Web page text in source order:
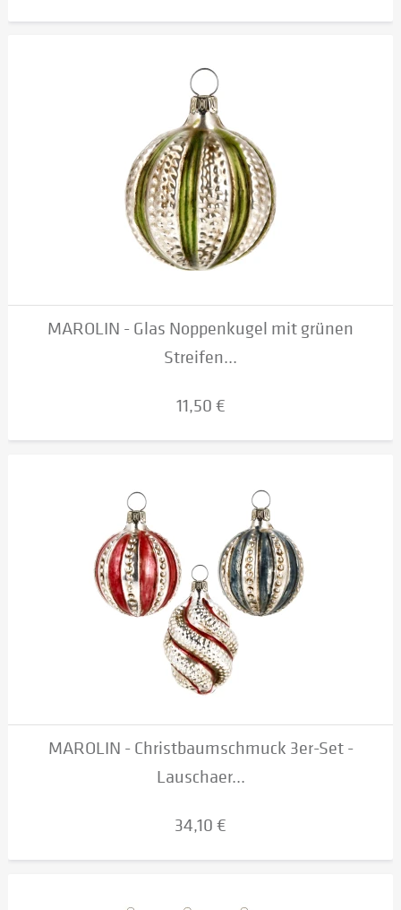
MAROLIN - Glas Noppenkugel mit grünen
Streifen...
11,50 €
MAROLIN - Christbaumschmuck 3er-Set -
Lauschaer...
34,10 €